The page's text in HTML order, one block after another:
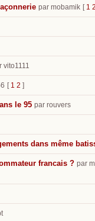
par mobamik [ 1 2
vito1111
[ 1 2 ]
le 95 par rouvers
dans même
francais ? par